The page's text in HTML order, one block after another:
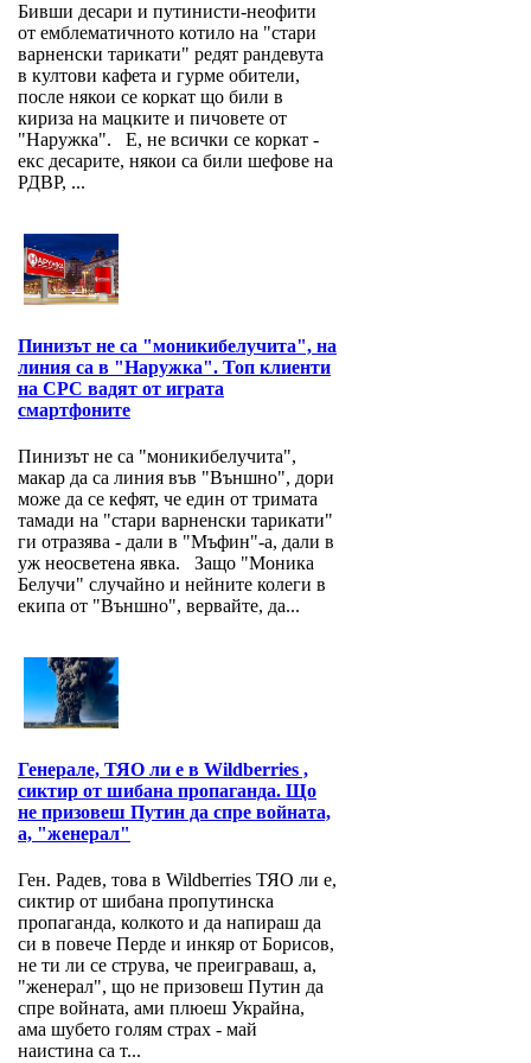
Бивши десари и путинисти-неофити
от емблематичното котило на "стари
варненски тарикати" редят рандевута
в култови кафета и гурме обители,
после някои се коркат що били в
кириза на мацките и пичовете от
"Наружка". Е, не всички се коркат -
екс десарите, някои са били шефове на
РДВР, ...
Пинизът не са "моникибелучита", на
линия са в "Наружка". Топ клиенти
на СРС вадят от играта
смартфоните
Пинизът не са "моникибелучита",
макар да са линия във "Външно", дори
може да се кефят, че един от тримата
тамади на "стари варненски тарикати"
ги отразява - дали в "Мъфин"-а, дали в
уж неосветена явка. Защо "Моника
Белучи" случайно и нейните колеги в
екипа от "Външно", вервайте, да...
Генерале, ТЯО ли е в Wildberries ,
сиктир от шибана пропаганда. Що
не призовеш Путин да спре войната,
а, "женерал"
Ген. Радев, това в Wildberries ТЯО ли е,
сиктир от шибана пропутинска
пропаганда, колкото и да напираш да
си в повече Перде и инкяр от Борисов,
не ти ли се струва, че преиграваш, а,
"женерал", що не призовеш Путин да
спре войната, ами плюеш Украйна,
ама шубето голям страх - май
наистина са т...